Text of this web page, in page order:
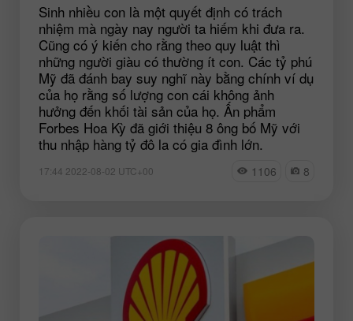
Sinh nhiều con là một quyết định có trách
nhiệm mà ngày nay người ta hiếm khi đưa ra.
Cũng có ý kiến cho rằng theo quy luật thì
những người giàu có thường ít con. Các tỷ phú
Mỹ đã đánh bay suy nghĩ này bằng chính ví dụ
của họ rằng số lượng con cái không ảnh
hưởng đến khối tài sản của họ. Ấn phẩm
Forbes Hoa Kỳ đã giới thiệu 8 ông bố Mỹ với
thu nhập hàng tỷ đô la có gia đình lớn.
17:44 2022-08-02 UTC+00 1106 8